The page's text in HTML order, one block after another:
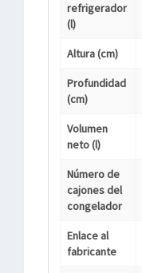
refrigerador
(l)
Altura (cm)
Profundidad
(cm)
Volumen
neto (l)
Número de
cajones del
congelador
Enlace al
fabricante